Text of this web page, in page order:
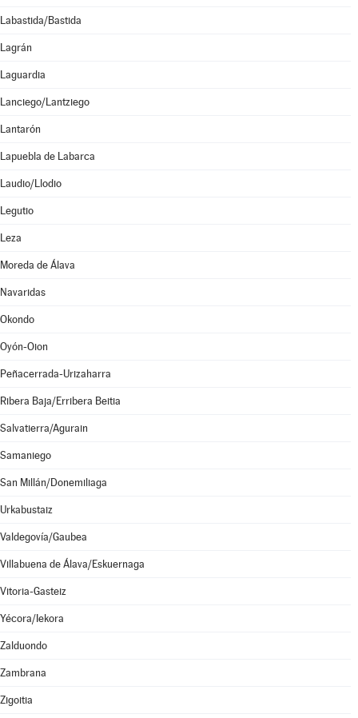
Labastida/Bastida
Lagrán
Laguardia
Lanciego/Lantziego
Lantarón
Lapuebla de Labarca
Laudio/Llodio
Legutio
Leza
Moreda de Álava
Navaridas
Okondo
Oyón-Oion
Peñacerrada-Urizaharra
Ribera Baja/Erribera Beitia
Salvatierra/Agurain
Samaniego
San Millán/Donemiliaga
Urkabustaiz
Valdegovía/Gaubea
Villabuena de Álava/Eskuernaga
Vitoria-Gasteiz
Yécora/Iekora
Zalduondo
Zambrana
Zigoitia